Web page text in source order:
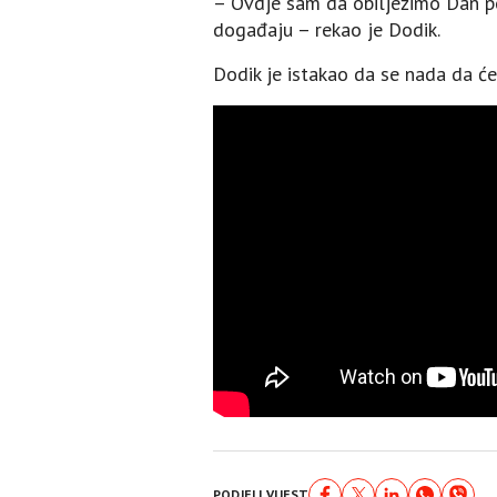
događaju – rekao je Dodik.
Dodik je istakao da se nada da